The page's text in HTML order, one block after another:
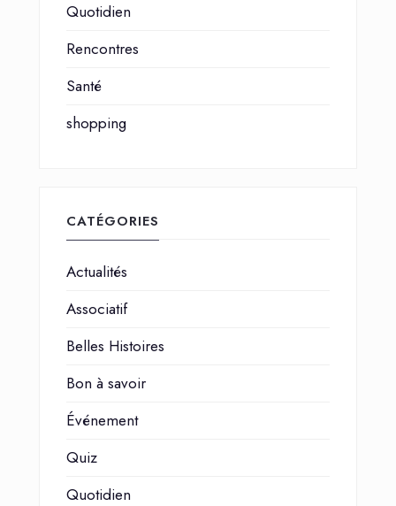
Quotidien
Rencontres
Santé
shopping
CATÉGORIES
Actualités
Associatif
Belles Histoires
Bon à savoir
Événement
Quiz
Quotidien